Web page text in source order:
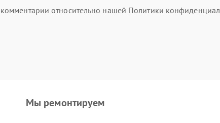
относительно нашей Политики
Мы ремонтируем